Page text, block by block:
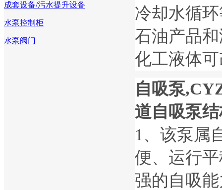
成套设备/污水提升设备
水泵控制柜
水泵阀门
冷却水循
石油产品
化工液体
自吸泵
道自吸泵
1、该泵属
便、运行
强的自吸